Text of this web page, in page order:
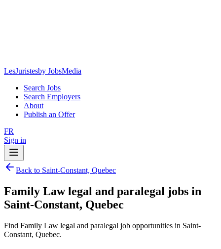
LesJuristesby JobsMedia
Search Jobs
Search Employers
About
Publish an Offer
FR
Sign in
Back to Saint-Constant, Quebec
Family Law legal and paralegal jobs in
Saint-Constant, Quebec
Find Family Law legal and paralegal job opportunities in Saint-
Constant, Quebec.